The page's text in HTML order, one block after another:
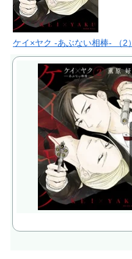
ケイ×ヤク -あぶない相棒- （2）